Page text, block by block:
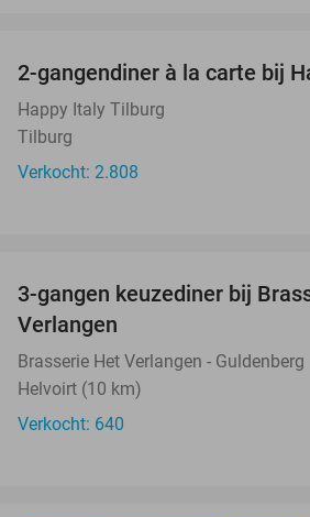
2-gangendiner à la carte bij
Happy Italy Tilburg
Tilburg
Verkocht: 2.808
3-gangen keuzediner bij
Verlangen
Brasserie Het Verlangen - Guldenberg
Helvoirt (10 km)
Verkocht: 640